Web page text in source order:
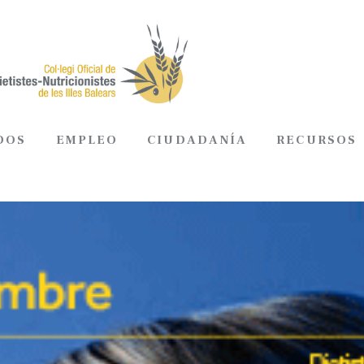
EMPLEO CIUDADANÍA RECURSOS
EMPLEO CIUDADANÍA RECURSOS